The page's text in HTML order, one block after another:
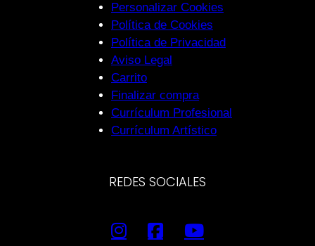
Personalizar Cookies
Política de Cookies
Política de Privacidad
Aviso Legal
Carrito
Finalizar compra
Currículum Profesional
Currículum Artístico
REDES SOCIALES